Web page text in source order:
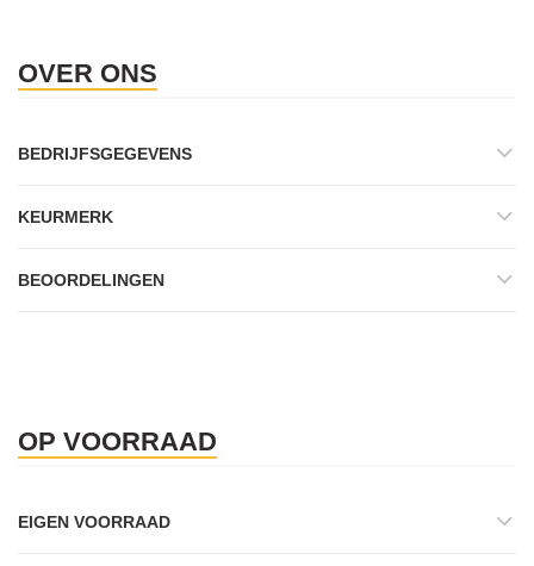
OVER ONS
BEDRIJFSGEGEVENS
KEURMERK
BEOORDELINGEN
OP VOORRAAD
EIGEN VOORRAAD